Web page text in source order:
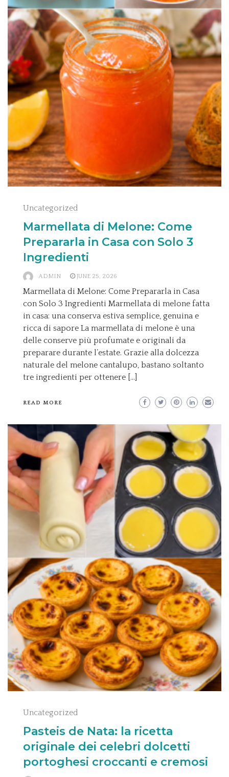
Uncategorized
Marmellata di Melone: Come
Prepararla in Casa con Solo 3
Ingredienti
ADMIN JUNE 25, 2026
Marmellata di Melone: Come Prepararla in Casa
con Solo 3 Ingredienti Marmellata di melone fatta
in casa: una conserva estiva semplice, genuina e
ricca di sapore La marmellata di melone è una
delle conserve più profumate e originali da
preparare durante l’estate. Grazie alla dolcezza
naturale del melone cantalupo, bastano soltanto
tre ingredienti per ottenere […]
READ MORE
Uncategorized
Pasteis de Nata: la ricetta
originale dei celebri dolcetti
portoghesi croccanti e cremosi